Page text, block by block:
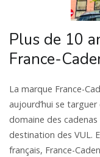
Plus de 10
France-
La marque France-
aujourd’hui se
domaine des
destination des VUL.
français, France-